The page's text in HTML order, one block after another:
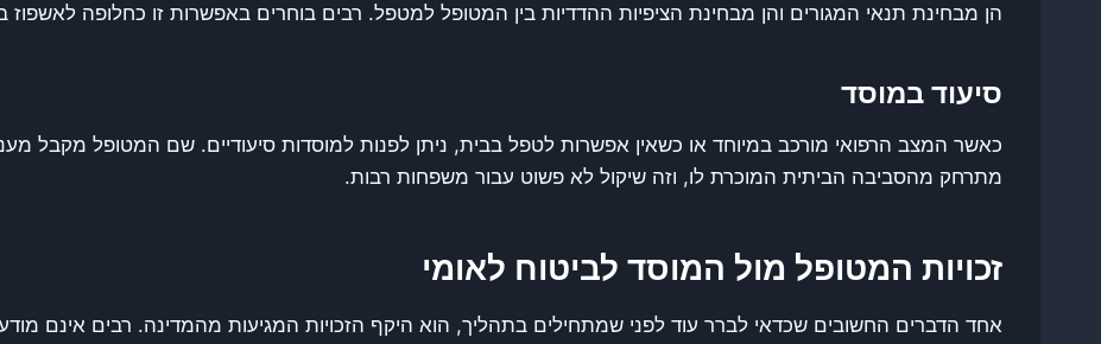
הן מבחינת תנאי המגורים והן מבחינת הציפיות ההדדיות בין המטופל למטפל. רבים בוחרים באפשרות זו כחלופה לאשפוז
סיעוד במוסד
כאשר המצב הרפואי מורכב במיוחד או כשאין אפשרות לטפל בבית, ניתן לפנות למוסדות סיעודיים. שם המטופל מקבל
מתרחק מהסביבה הביתית המוכרת לו, וזה שיקול לא פשוט עבור משפחות רבות.
זכויות המטופל מול המוסד לביטוח לאומי
אחד הדברים החשובים שכדאי לברר עוד לפני שמתחילים בתהליך, הוא היקף הזכויות המגיעות מהמדינה. רבים אינם